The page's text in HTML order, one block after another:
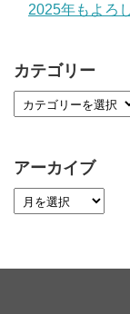
2025年もよろ
カテゴリー
アーカイブ